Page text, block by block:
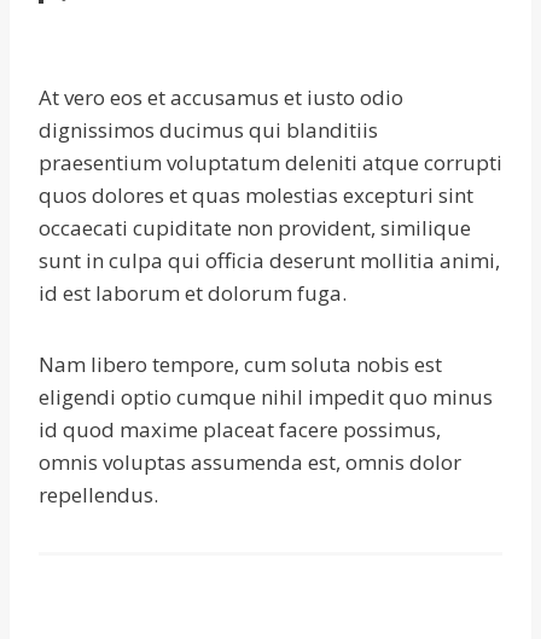
At vero eos et accusamus et iusto odio
dignissimos ducimus qui blanditiis
praesentium voluptatum deleniti atque corrupti
quos dolores et quas molestias excepturi sint
occaecati cupiditate non provident, similique
sunt in culpa qui officia deserunt mollitia animi,
id est laborum et dolorum fuga.
Nam libero tempore, cum soluta nobis est
eligendi optio cumque nihil impedit quo minus
id quod maxime placeat facere possimus,
omnis voluptas assumenda est, omnis dolor
repellendus.